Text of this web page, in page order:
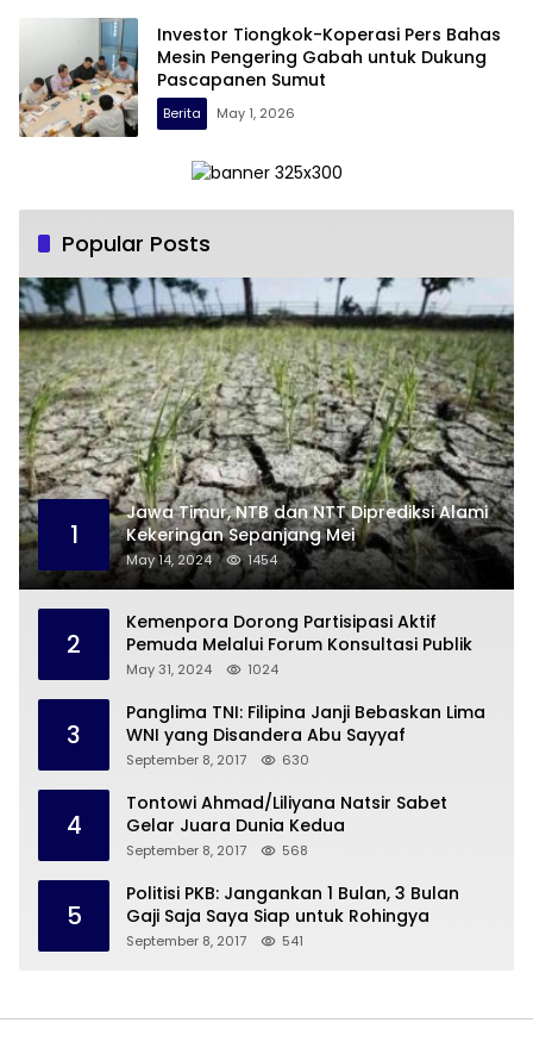
Investor Tiongkok-Koperasi Pers Bahas
Mesin Pengering Gabah untuk Dukung
Pascapanen Sumut
Berita May 1, 2026
Popular Posts
1
Jawa Timur, NTB dan NTT Diprediksi Alami
Kekeringan Sepanjang Mei
May 14, 2024 1454
2
Kemenpora Dorong Partisipasi Aktif
Pemuda Melalui Forum Konsultasi Publik
May 31, 2024 1024
3
Panglima TNI: Filipina Janji Bebaskan Lima
WNI yang Disandera Abu Sayyaf
September 8, 2017 630
4
Tontowi Ahmad/Liliyana Natsir Sabet
Gelar Juara Dunia Kedua
September 8, 2017 568
5
Politisi PKB: Jangankan 1 Bulan, 3 Bulan
Gaji Saja Saya Siap untuk Rohingya
September 8, 2017 541